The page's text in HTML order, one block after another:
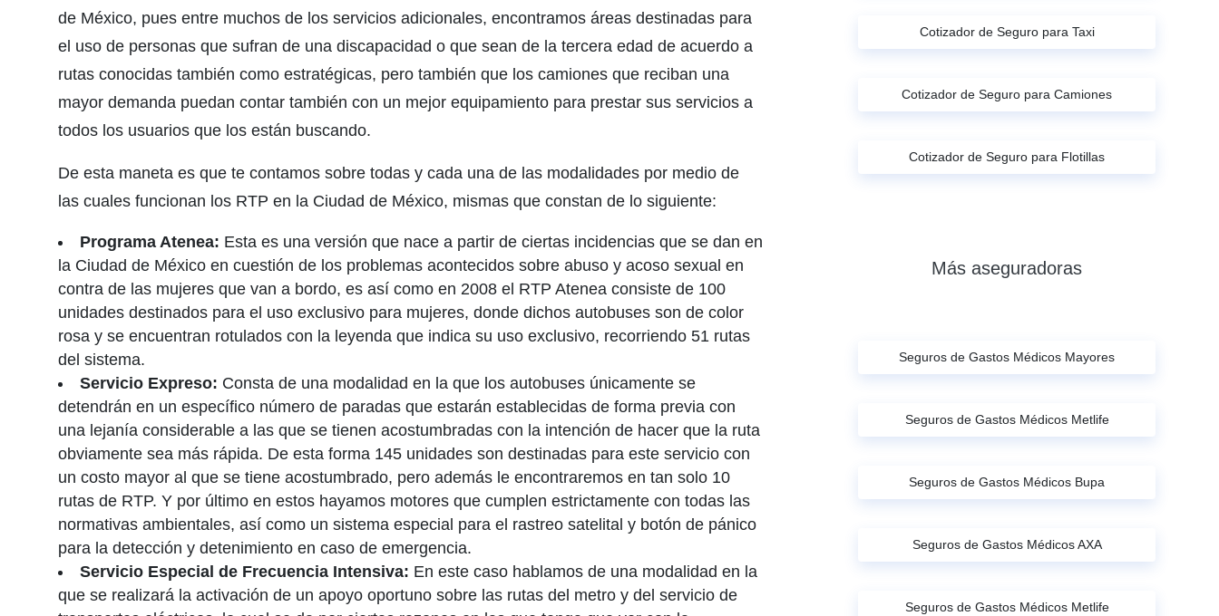
de México, pues entre muchos de los servicios adicionales, encontramos áreas destinadas para
el uso de personas que sufran de una discapacidad o que sean de la tercera edad de acuerdo a
rutas conocidas también como estratégicas, pero también que los camiones que reciban una
mayor demanda puedan contar también con un mejor equipamiento para prestar sus servicios a
todos los usuarios que los están buscando.
De esta maneta es que te contamos sobre todas y cada una de las modalidades por medio de
las cuales funcionan los RTP en la Ciudad de México, mismas que constan de lo siguiente:
Programa Atenea: Esta es una versión que nace a partir de ciertas incidencias que se dan en
la Ciudad de México en cuestión de los problemas acontecidos sobre abuso y acoso sexual en
contra de las mujeres que van a bordo, es así como en 2008 el RTP Atenea consiste de 100
unidades destinados para el uso exclusivo para mujeres, donde dichos autobuses son de color
rosa y se encuentran rotulados con la leyenda que indica su uso exclusivo, recorriendo 51 rutas
del sistema.
Servicio Expreso: Consta de una modalidad en la que los autobuses únicamente se
detendrán en un específico número de paradas que estarán establecidas de forma previa con
una lejanía considerable a las que se tienen acostumbradas con la intención de hacer que la ruta
obviamente sea más rápida. De esta forma 145 unidades son destinadas para este servicio con
un costo mayor al que se tiene acostumbrado, pero además le encontraremos en tan solo 10
rutas de RTP. Y por último en estos hayamos motores que cumplen estrictamente con todas las
normativas ambientales, así como un sistema especial para el rastreo satelital y botón de pánico
para la detección y detenimiento en caso de emergencia.
Servicio Especial de Frecuencia Intensiva: En este caso hablamos de una modalidad en la
que se realizará la activación de un apoyo oportuno sobre las rutas del metro y del servicio de
Cotizador de Seguro para Taxi
Cotizador de Seguro para Camiones
Cotizador de Seguro para Flotillas
Más aseguradoras
Seguros de Gastos Médicos Mayores
Seguros de Gastos Médicos Metlife
Seguros de Gastos Médicos Bupa
Seguros de Gastos Médicos AXA
Seguros de Gastos Médicos Metlife